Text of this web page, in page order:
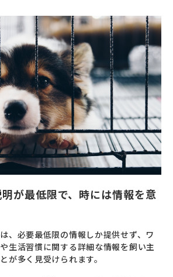
が最低限で、時には情報を意
、必要最低限の情報しか提供せず、ワ
生活習慣に関する詳細な情報を飼い主
が多く見受けられます。